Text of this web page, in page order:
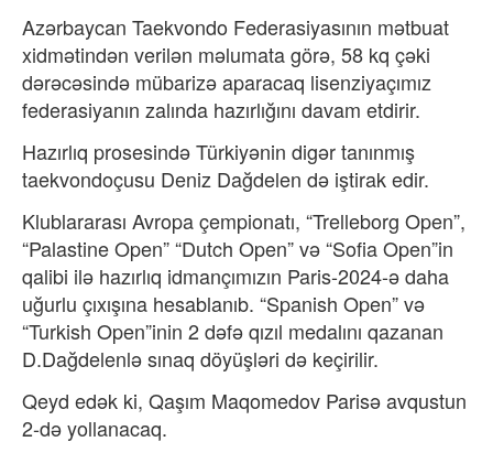
Azərbaycan Taekvondo Federasiyasının mətbuat
xidmətindən verilən məlumata görə, 58 kq çəki
dərəcəsində mübarizə aparacaq lisenziyaçımız
federasiyanın zalında hazırlığını davam etdirir.
Hazırlıq prosesində Türkiyənin digər tanınmış
taekvondoçusu Deniz Dağdelen də iştirak edir.
Klublararası Avropa çempionatı, “Trelleborg Open”,
“Palastine Open” “Dutch Open” və “Sofia Open”in
qalibi ilə hazırlıq idmançımızın Paris-2024-ə daha
uğurlu çıxışına hesablanıb. “Spanish Open” və
“Turkish Open”inin 2 dəfə qızıl medalını qazanan
D.Dağdelenlə sınaq döyüşləri də keçirilir.
Qeyd edək ki, Qaşım Maqomedov Parisə avqustun
2-də yollanacaq.